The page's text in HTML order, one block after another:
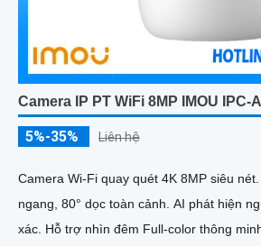
Camera IP PT WiFi 8MP IMOU IPC-
5%-35% Liên hệ
Camera Wi-Fi quay quét 4K 8MP siêu
ngang, 80° dọc toàn cảnh. AI phát hiện
xác. Hỗ trợ nhìn đêm Full-color thông